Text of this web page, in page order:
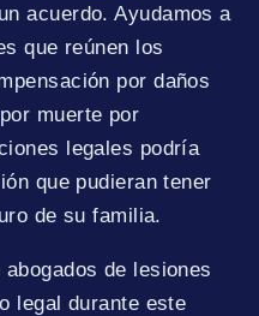
acuerdo. Ayudamos a
que reúnen los
por daños
muerte por
legales podría
que pudieran tener
de su familia.
de lesiones
legal durante este